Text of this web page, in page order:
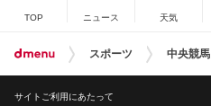
TOP ニュース 天気
スポーツ 中央競馬
サイトご利用にあたって